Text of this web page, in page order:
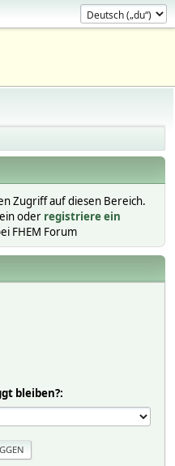
Zugriff auf diesen Bereich.
oder registriere ein
FHEM Forum
bleiben?: